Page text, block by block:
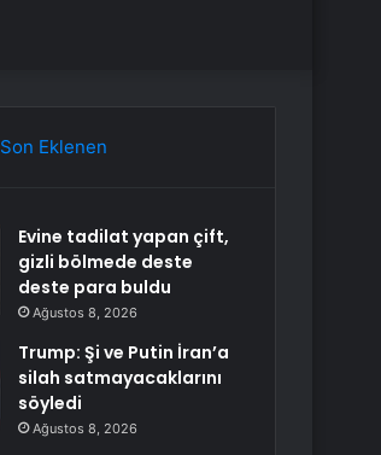
Son Eklenen
Evine tadilat yapan çift,
gizli bölmede deste
deste para buldu
Ağustos 8, 2026
Trump: Şi ve Putin İran’a
silah satmayacaklarını
söyledi
Ağustos 8, 2026